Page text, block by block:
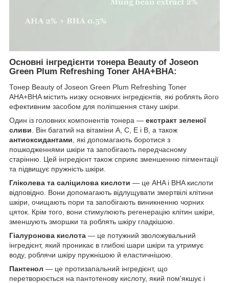
Основні інгредієнти тонера Beauty of Joseon
Green Plum Refreshing Toner AHA+BHA:
Тонер Beauty of Joseon Green Plum Refreshing Toner
AHA+BHA містить низку основних інгредієнтів, які роблять його
ефективним засобом для поліпшення стану шкіри.
Один із головних компонентів тонера — екстракт зеленої
сливи . Він багатий на вітаміни А, С, Е і В, а також
антиоксидантами , які допомагають боротися з
пошкодженнями шкіри та запобігають передчасному
старінню. Цей інгредієнт також сприяє зменшенню пігментації
та підвищує пружність шкіри.
Гліколева та саліцилова кислоти — це AHA і BHA кислоти
відповідно. Вони допомагають відлущувати змертвілі клітини
шкіри, очищають пори та запобігають виникненню чорних
цяток. Крім того, вони стимулюють регенерацію клітин шкіри,
зменшують зморшки та роблять шкіру гладкішою.
Гіалуронова кислота — це потужний зволожувальний
інгредієнт, який проникає в глибокі шари шкіри та утримує
воду, роблячи шкіру пружнішою й еластичнішою.
Пантенол — це протизапальний інгредієнт, що
перетворюється на пантотенову кислоту, який пом'якшує і